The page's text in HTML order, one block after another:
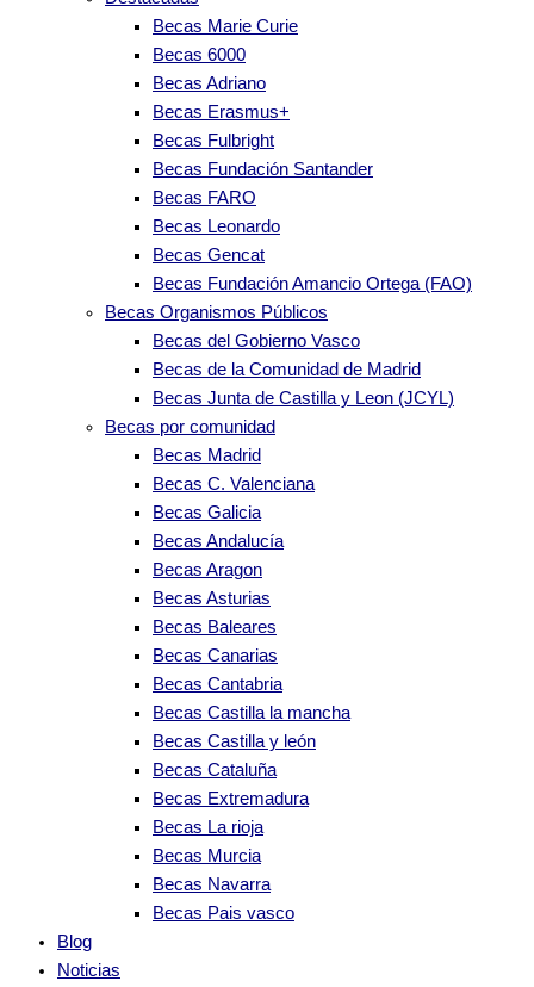
Becas Marie Curie
Becas 6000
Becas Adriano
Becas Erasmus+
Becas Fulbright
Becas Fundación Santander
Becas FARO
Becas Leonardo
Becas Gencat
Becas Fundación Amancio Ortega (FAO)
Becas Organismos Públicos
Becas del Gobierno Vasco
Becas de la Comunidad de Madrid
Becas Junta de Castilla y Leon (JCYL)
Becas por comunidad
Becas Madrid
Becas C. Valenciana
Becas Galicia
Becas Andalucía
Becas Aragon
Becas Asturias
Becas Baleares
Becas Canarias
Becas Cantabria
Becas Castilla la mancha
Becas Castilla y león
Becas Cataluña
Becas Extremadura
Becas La rioja
Becas Murcia
Becas Navarra
Becas Pais vasco
Blog
Noticias